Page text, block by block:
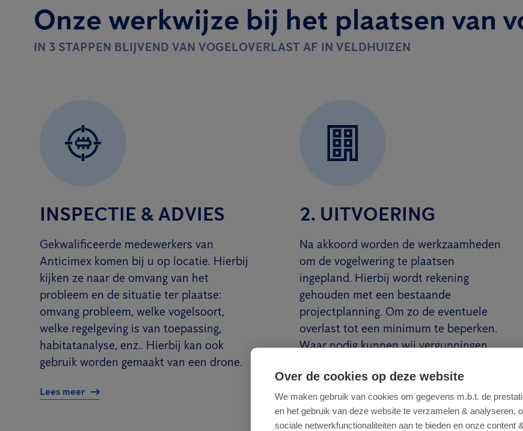
Onze werkwijze bij het plaatsen van
IN 3 STAPPEN BLIJVEND VAN VOGELOVERLAST AF IN VELDHUIZEN
INSPECTIE & ADVIES
Gekwalificeerde medewerkers van
Anticimex komen bij u op locatie. Hierbij
kijken ze naar de omvang van het
probleem en de situatie ter plaatse:
omvang probleem, welke vogelsoort,
welke regelgeving is van toepassing,
habitatanalyse, enz.. Hierbij kan ook
gebruik worden gemaakt van een drone.
Lees meer
2. UITVOERING
Na akkoord worden de werkzaamheden
om de vogelwering te plaatsen
ingepland. Hierbij wordt rekening
gehouden met een bestaande
projectplanning. Om zo de eventuele
overlast tot een minimum te beperken.
Waar nodig kunnen wij vergunningen
buren of de gemeente.
Lees meer
Over de cookies op deze website
We maken gebruik van cookies om gegevens m.b.t. de
en het gebruik van deze website te verzamelen & analyseren,
sociale netwerkfunctionaliteiten aan te bieden en onze content &